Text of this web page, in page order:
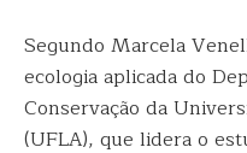
Segundo Marcela
ecologia aplicada do
Conservação da
(UFLA), que lidera o